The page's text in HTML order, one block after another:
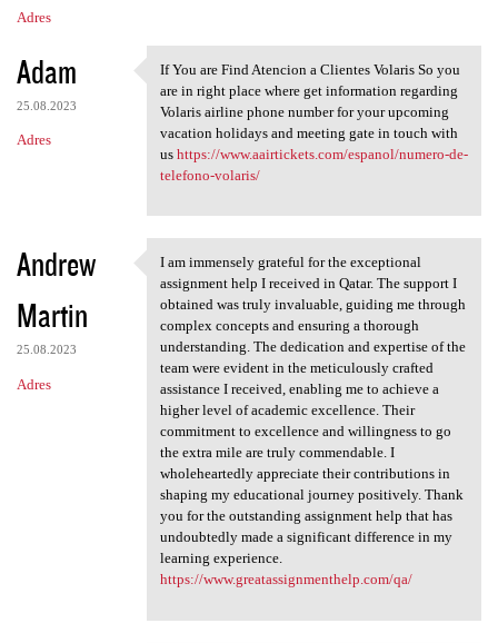
Adres
Adam
25.08.2023
Adres
If You are Find Atencion a
If You are Find Atencion a Clientes Volaris So you
are in right place where get information regarding
Volaris airline phone number for your upcoming
vacation holidays and meeting gate in touch with
us https://www.aairtickets.com/espanol/numero-de-
telefono-volaris/
Andrew
Martin
25.08.2023
Adres
I am immensely grateful for
I am immensely grateful for the exceptional
assignment help I received in Qatar. The support I
obtained was truly invaluable, guiding me through
complex concepts and ensuring a thorough
understanding. The dedication and expertise of the
team were evident in the meticulously crafted
assistance I received, enabling me to achieve a
higher level of academic excellence. Their
commitment to excellence and willingness to go
the extra mile are truly commendable. I
wholeheartedly appreciate their contributions in
shaping my educational journey positively. Thank
you for the outstanding assignment help that has
undoubtedly made a significant difference in my
learning experience.
https://www.greatassignmenthelp.com/qa/